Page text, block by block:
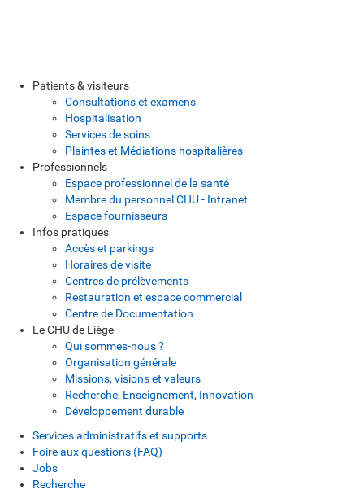
Patients & visiteurs
Consultations et examens
Hospitalisation
Services de soins
Plaintes et Médiations hospitalières
Professionnels
Espace professionnel de la santé
Membre du personnel CHU - Intranet
Espace fournisseurs
Infos pratiques
Accès et parkings
Horaires de visite
Centres de prélèvements
Restauration et espace commercial
Centre de Documentation
Le CHU de Liège
Qui sommes-nous ?
Organisation générale
Missions, visions et valeurs
Recherche, Enseignement, Innovation
Développement durable
Services administratifs et supports
Foire aux questions (FAQ)
Jobs
Recherche